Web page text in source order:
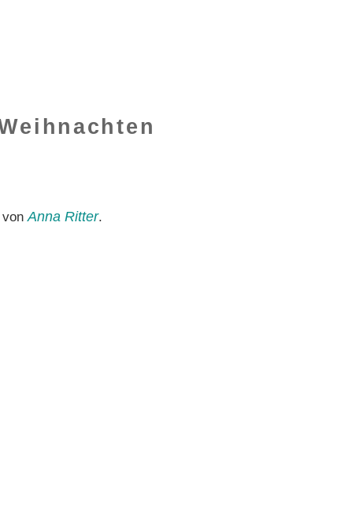
vonAnna Ritter.